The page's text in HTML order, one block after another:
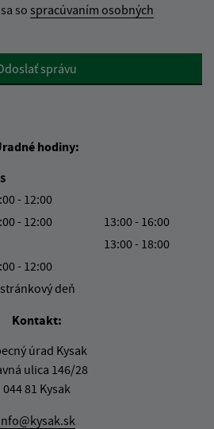
so spracúvaním osobných
správu
hodiny:
- 12:00
- 12:00
13:00 - 16:00
13:00 - 18:00
- 12:00
deň
Kontakt:
úrad Kysak
ulica 146/28
044 81 Kysak